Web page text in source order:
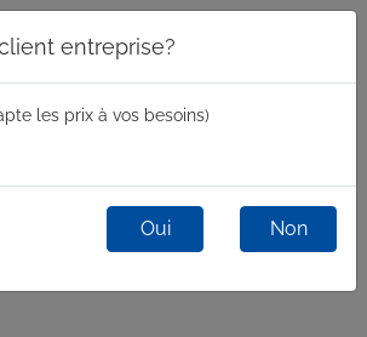
entreprise?
les prix à vos besoins)
Oui Non